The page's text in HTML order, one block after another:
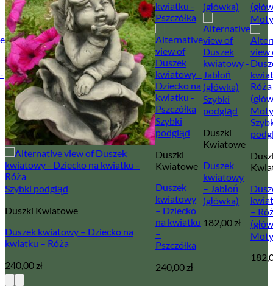
Szybki podgląd
Duszki Kwiatowe
Duszek kwiatowy – Dziecko na
kwiatku – Róża
240,00 zł
Szybki
podgląd
Duszki
Kwiatowe
Duszek
kwiatowy
– Dziecko
na kwiatku
–
Pszczółka
240,00 zł
Szybki
podgląd
Duszki
Kwiatowe
Duszek
kwiatowy
– Jabłoń
(główka)
182,00 zł
–